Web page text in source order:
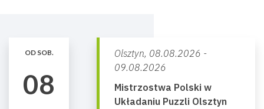
OD SOB.
08
Olsztyn, 08.08.2026 -
09.08.2026
Mistrzostwa Polski w
Układaniu Puzzli Olsztyn